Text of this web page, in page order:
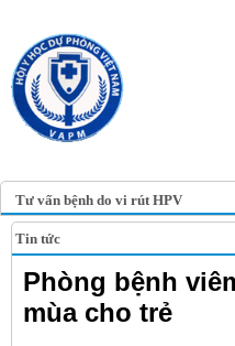
Tư vấn bệnh do vi rút HPV
Tin tức
Phòng bệnh
mùa cho trẻ